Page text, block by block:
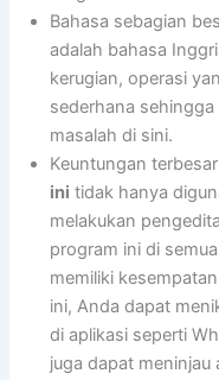
Bahasa sebagian
adalah bahasa
kerugian, operasi
sederhana
masalah di sini.
Keuntungan
ini tidak hanya
melakukan
program ini di
memiliki
ini, Anda dapat
di aplikasi seperti
juga dapat meninjau